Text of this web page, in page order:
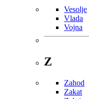
Vesolje
Vlada
Vojna
Z
Zahod
Zakat